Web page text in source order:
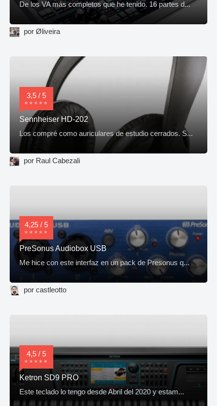
De los VA más completos que he tenido. 16 partes d...
por Øliveira
3,5 / 5
Sennheiser HD-202
Los compré como auriculares de estudio cerrados. S...
por Raul Cabezali
4,25 / 5
PreSonus Audiobox USB
Me hice con este interfaz en un pack de Presonus q...
por castleotto
4,5 / 5
Ketron SD9 PRO
Este teclado lo tengo desde Abril del 2020 y estam...